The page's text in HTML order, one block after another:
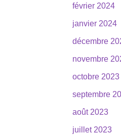
février 2024
janvier 2024
décembre
novembre
octobre 2023
septembre
août 2023
juillet 2023